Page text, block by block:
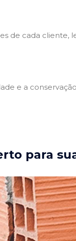
de cada cliente,
e a
para